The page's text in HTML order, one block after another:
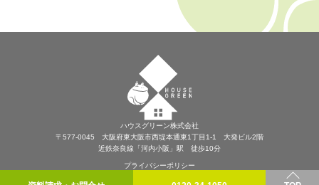
ハウスグリーン株式会社
〒577-0045 大阪府東大阪市西堤本通東1丁目1-1 大発ビル2階
近鉄奈良線「河内小阪」駅 徒歩10分
プライバシーポリシー